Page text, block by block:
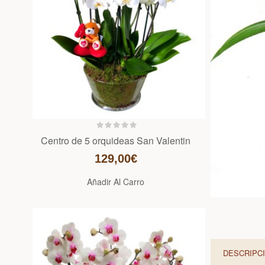
Centro de 5 orquideas San Valentin
129,00€
Añadir Al Carro